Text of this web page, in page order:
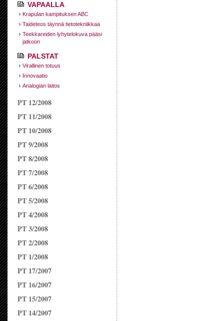
VAPAALLA
Krapulan kampituksen ABC
Taideteos täynnä tietotekniikkaa
Teekkareiden lyhytelokuva pääsi
jatkoon
PALSTAT
Virallinen totuus
Innovaatio
Analogian laitos
PT 12/2008
PT 11/2008
PT 10/2008
PT 9/2008
PT 8/2008
PT 7/2008
PT 6/2008
PT 5/2008
PT 4/2008
PT 3/2008
PT 2/2008
PT 1/2008
PT 17/2007
PT 16/2007
PT 15/2007
PT 14/2007